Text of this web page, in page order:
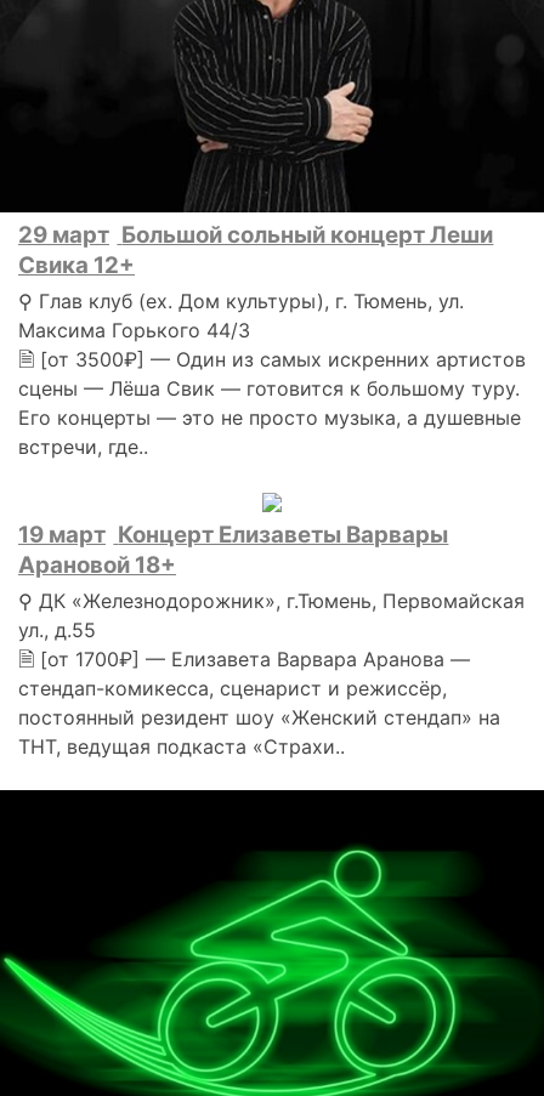
29 март Большой сольный концерт Леши
Свика 12+
⚲ Глав клуб (ex. Дом культуры), г. Тюмень, ул.
Максима Горького 44/3
🗎 [от 3500₽] — Один из самых искренних артистов
сцены — Лёша Свик — готовится к большому туру.
Его концерты — это не просто музыка, а душевные
встречи, где..
19 март Концерт Елизаветы Варвары
Арановой 18+
⚲ ДК «Железнодорожник», г.Тюмень, Первомайская
ул., д.55
🗎 [от 1700₽] — Елизавета Варвара Аранова —
стендап-комикесса, сценарист и режиссёр,
постоянный резидент шоу «Женский стендап» на
ТНТ, ведущая подкаста «Страхи..